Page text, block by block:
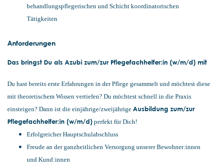
behandlungspflegerischen und Schicht koordinatorischen
Tätigkeiten
Anforderungen
Das bringst Du als Azubi zum/zur Pflegefachhelfer:in (w/m/d) mit
Du hast bereits erste Erfahrungen in der Pflege gesammelt und möchtest diese
mit theoretischem Wissen vertiefen? Du möchtest schnell in die Praxis
einsteigen? Dann ist die einjährige/zweijährige Ausbildung zum/zur
Pflegefachhelfer:in (w/m/d) perfekt für Dich!
Erfolgreicher Hauptschulabschluss
Freude an der ganzheitlichen Versorgung unserer Bewohner:innen
und Kund:innen